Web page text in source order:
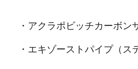
・アクラポビッチカーボン
・エキゾーストパイプ（ス